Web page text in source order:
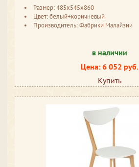
Размер: 485x545x860
Цвет: белый+коричневый
Производитель: Фабрики Малайзии
в наличии
Цена: 6 052 руб.
Купить